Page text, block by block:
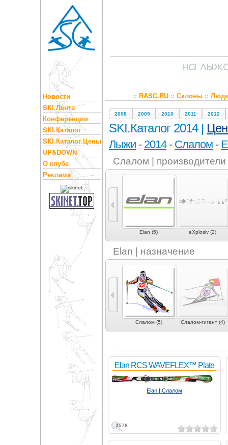
Новости
SKI.Лента
Конференции
SKI.Каталог
SKI.Каталог.Цены
UP&DOWN
О клубе
Реклама
:: RASC.RU:: Склоны::
2008 2009 2010 2011 2012
SKI.Каталог 2014 |
Лыжи - 2014- Слалом -
Слалом | производители
Dynastar (5) Elan (5) eXplosiv (2)
Elan | назначение
Могул | акробатика
Слалом (5) Слалом-гигант (4)
2578
Elan RCS WAVEFLEX™ Plate
Elan | Слалом